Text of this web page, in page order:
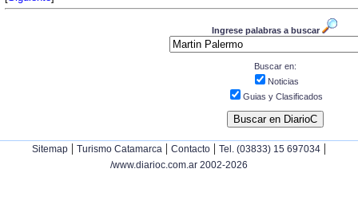
Ingrese palabras a buscar
Buscar en:
Noticias
Guias y Clasificados
Sitemap | Turismo Catamarca | Contacto | Tel. (03833) 15 697034 |
/www.diarioc.com.ar 2002-2026